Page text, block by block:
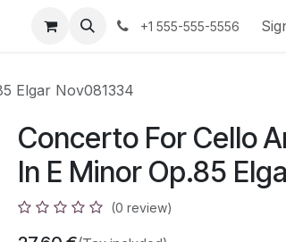
Contact us +1 555-555-5556
Elgar Nov081334
Concerto For Cello
In E Minor Op.85
(0 review)